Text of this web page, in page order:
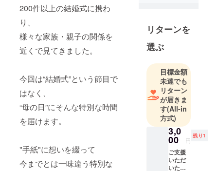
200件以上の結婚式に携わ
り、
様々な家族・親子の関係を
近くで見てきました。
今回は“結婚式”という節目で
はなく、
“母の日”にそんな特別な時間
を届けます。
"手紙"に想いを綴って
今までとは一味違う特別な
から、
「2つとな
い、あなた
だけの人生
は愛しく、
そして美し
い。」
人生の記録
を残すサー
ビス
「itoha(いと
は)」をス
タート。
リターンを
選ぶ
目標金額
未達でも
リターン
が届きま
す(All-in
方式)
3,0
00 円
残り1
ご支援
いただ
いた感